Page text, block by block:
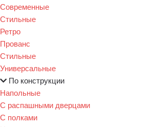
Современные
Стильные
Ретро
Прованс
Стильные
Универсальные
По конструкции
Напольные
С распашными дверцами
С полками